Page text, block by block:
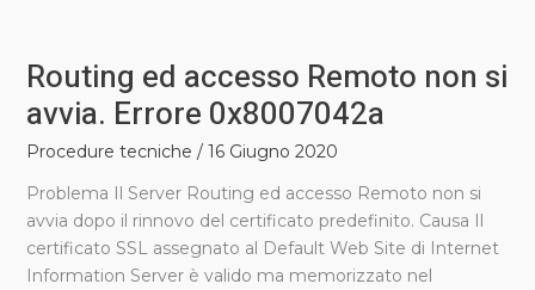
Routing ed accesso Remoto non si
avvia. Errore 0x8007042a
Procedure tecniche / 16 Giugno 2020
Problema Il Server Routing ed accesso Remoto non si
avvia dopo il rinnovo del certificato predefinito. Causa Il
certificato SSL assegnato al Default Web Site di Internet
Information Server è valido ma memorizzato nel
Routing
accesso
Remoto